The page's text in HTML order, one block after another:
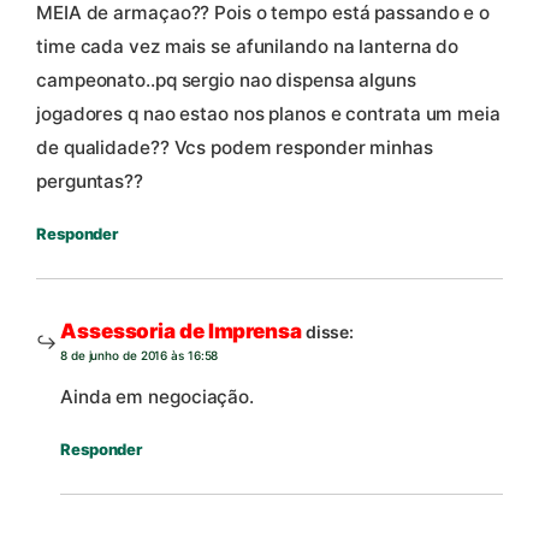
MEIA de armaçao?? Pois o tempo está passando e o
time cada vez mais se afunilando na lanterna do
campeonato..pq sergio nao dispensa alguns
jogadores q nao estao nos planos e contrata um meia
de qualidade?? Vcs podem responder minhas
perguntas??
Responder
Assessoria de Imprensadisse:
8 de junho de 2016 às 16:58
Ainda em negociação.
Responder